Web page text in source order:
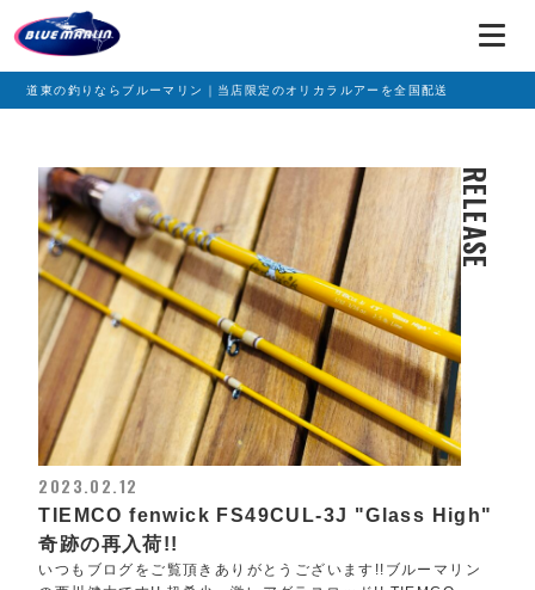
道東の釣りならブルーマリン｜当店限定のオリカラルアーを全国配送
RELEASE
2023.02.12
TIEMCO fenwick FS49CUL-3J "Glass High"
奇跡の再入荷!!
いつもブログをご覧頂きありがとうございます!!ブルーマリン